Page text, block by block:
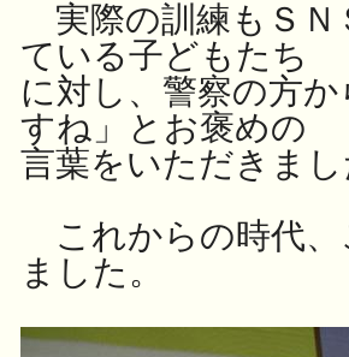
実際の訓練もＳＮ
ている子どもたち
に対し、警察の方
すね」とお褒めの
言葉をいただきまし
これからの時代、
ました。